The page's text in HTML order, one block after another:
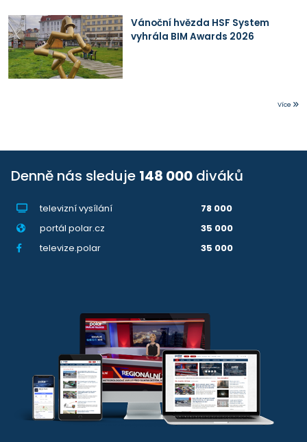
Vánoční hvězda HSF System
vyhrála BIM Awards 2026
Více
Denně nás sleduje 148 000 diváků
televizní vysílání
78 000
portál polar.cz
35 000
televize.polar
35 000